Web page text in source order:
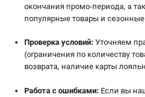
окончания промо-периода, а
популярные товары и
Проверка условий: Уточняем
(ограничения по количеству
возврата, наличие карты
Работа с ошибками: Если вы